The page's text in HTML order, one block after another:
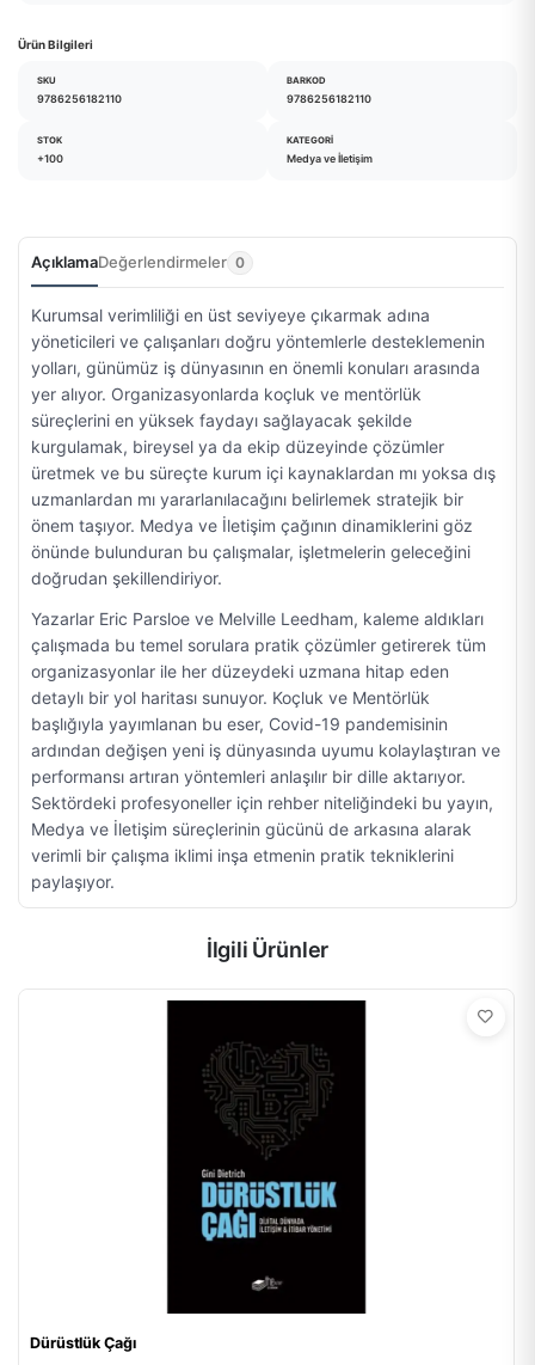
Ürün Bilgileri
SKU
9786256182110
BARKOD
9786256182110
STOK
+100
KATEGORI
Medya ve İletişim
AçıklamaDeğerlendirmeler 0
Kurumsal verimliliği en üst seviyeye çıkarmak adına
yöneticileri ve çalışanları doğru yöntemlerle desteklemenin
yolları, günümüz iş dünyasının en önemli konuları arasında
yer alıyor. Organizasyonlarda koçluk ve mentörlük
süreçlerini en yüksek faydayı sağlayacak şekilde
kurgulamak, bireysel ya da ekip düzeyinde çözümler
üretmek ve bu süreçte kurum içi kaynaklardan mı yoksa dış
uzmanlardan mı yararlanılacağını belirlemek stratejik bir
önem taşıyor. Medya ve İletişim çağının dinamiklerini göz
önünde bulunduran bu çalışmalar, işletmelerin geleceğini
doğrudan şekillendiriyor.
Yazarlar Eric Parsloe ve Melville Leedham, kaleme aldıkları
çalışmada bu temel sorulara pratik çözümler getirerek tüm
organizasyonlar ile her düzeydeki uzmana hitap eden
detaylı bir yol haritası sunuyor. Koçluk ve Mentörlük
başlığıyla yayımlanan bu eser, Covid-19 pandemisinin
ardından değişen yeni iş dünyasında uyumu kolaylaştıran ve
performansı artıran yöntemleri anlaşılır bir dille aktarıyor.
Sektördeki profesyoneller için rehber niteliğindeki bu yayın,
Medya ve İletişim süreçlerinin gücünü de arkasına alarak
verimli bir çalışma iklimi inşa etmenin pratik tekniklerini
paylaşıyor.
İlgili Ürünler
Dürüstlük Çağı